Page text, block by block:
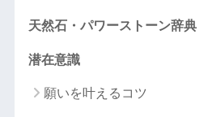
天然石・パワーストーン辞典
潜在意識
願いを叶えるコツ